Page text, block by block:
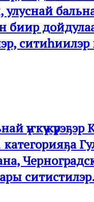
бальнай
үҥкүү күрэҕэр